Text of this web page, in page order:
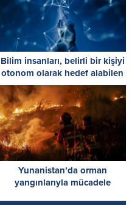
Bilim insanları, belirli bir kişiyi
otonom olarak hedef alabilen
yapay zeka destekli İHA üretti
Yunanistan’da orman
yangınlarıyla mücadele